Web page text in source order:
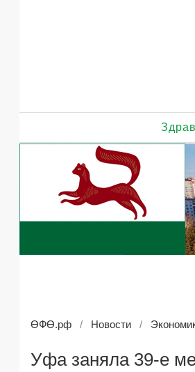
ӨФӨ.рф Новости
Уфа заняла 39-е